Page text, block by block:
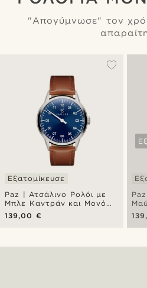
"Απογύμνωσε" τον
Paz | Ατσάλινο Ρολόι με
Μπλε Καντράν και Μονό
Δείκτη Dress
Εξατομίκευσε
139,00 €